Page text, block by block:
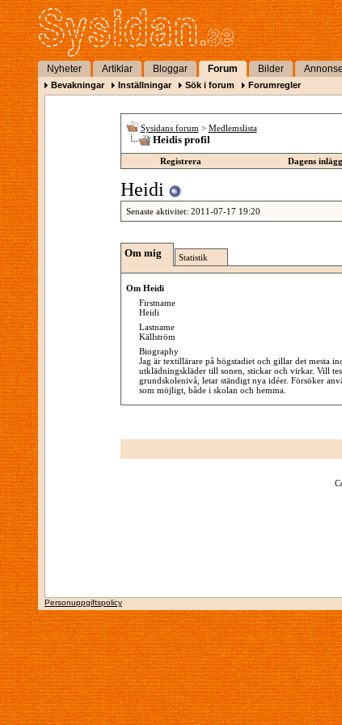
Nyheter Artiklar Bloggar Forum Bilder
Bevakningar Inställningar Sök i forum Forumregler
Sysidans forum > Medlemslista
Heidis profil
Registrera
Dagens inlägg
Heidi
Senaste aktivitet: 2011-07-17 19:20
Om mig Statistik
Om Heidi
Firstname
Heidi
Lastname
Källström
Biography
Jag är textillärare på högstadiet och gillar det mesta
utklädningskläder till sonen, stickar och virkar. Vill
grundskolenivå, letar ständigt nya idéer. Försöker
som möjligt, både i skolan och hemma.
Personuppgiftspolicy